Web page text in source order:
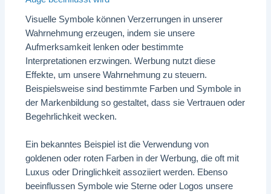
Visuelle Symbole können Verzerrungen in unserer
Wahrnehmung erzeugen, indem sie unsere
Aufmerksamkeit lenken oder bestimmte
Interpretationen erzwingen. Werbung nutzt diese
Effekte, um unsere Wahrnehmung zu steuern.
Beispielsweise sind bestimmte Farben und Symbole in
der Markenbildung so gestaltet, dass sie Vertrauen oder
Begehrlichkeit wecken.
Ein bekanntes Beispiel ist die Verwendung von
goldenen oder roten Farben in der Werbung, die oft mit
Luxus oder Dringlichkeit assoziiert werden. Ebenso
beeinflussen Symbole wie Sterne oder Logos unsere